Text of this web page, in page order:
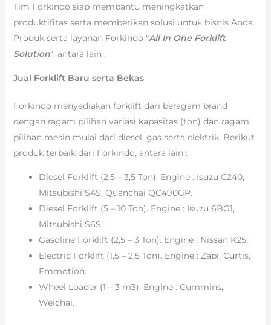
Tim Forkindo siap membantu meningkatkan
produktifitas serta memberikan solusi untuk bisnis Anda.
Produk serta layanan Forkindo “All In One Forklift
Solution“, antara lain :
Jual Forklift Baru serta Bekas
Forkindo menyediakan forklift dari beragam brand
dengan ragam pilihan variasi kapasitas (ton) dan ragam
pilihan mesin mulai dari diesel, gas serta elektrik. Berikut
produk terbaik dari Forkindo, antara lain :
Diesel Forklift (2,5 – 3,5 Ton). Engine : Isuzu C240,
Mitsubishi S4S, Quanchai QC490GP.
Diesel Forklift (5 – 10 Ton). Engine : Isuzu 6BG1,
Mitsubishi S6S.
Gasoline Forklift (2,5 – 3 Ton). Engine : Nissan K25.
Electric Forklift (1,5 – 2,5 Ton). Engine : Zapi, Curtis,
Emmotion.
Wheel Loader (1 – 3 m3). Engine : Cummins,
Weichai.